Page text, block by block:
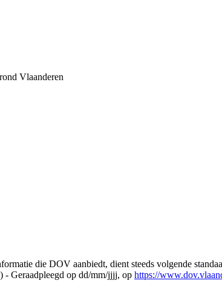
Vlaanderen
die DOV aanbiedt, dient steeds volgende
- Geraadpleegd op dd/mm/jjjj, op https://